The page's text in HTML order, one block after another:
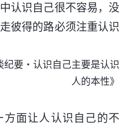
认识自己很不容易，没
彼得的路必须注重认识
要・认识自己主要是认识
人的本性》
面让人认识自己的不